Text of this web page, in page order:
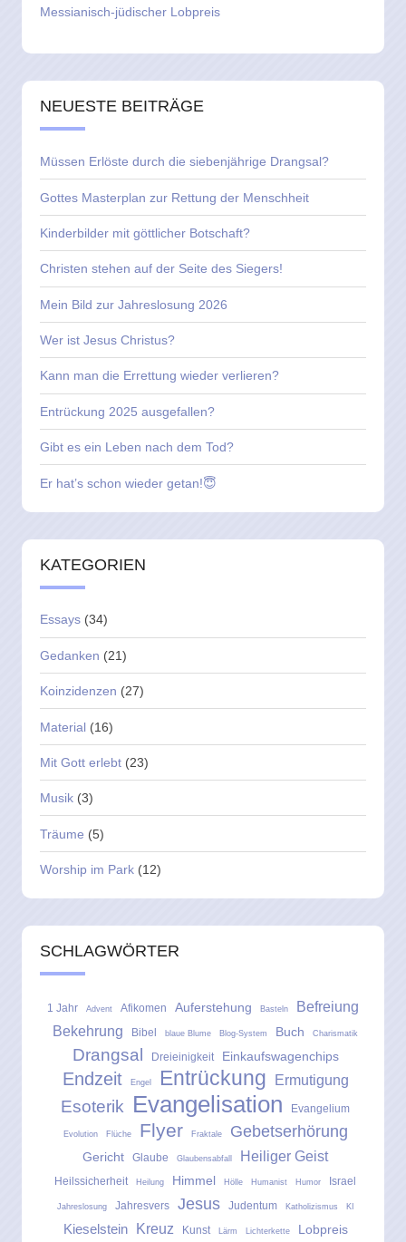
Messianisch-jüdischer Lobpreis
NEUESTE BEITRÄGE
Müssen Erlöste durch die siebenjährige Drangsal?
Gottes Masterplan zur Rettung der Menschheit
Kinderbilder mit göttlicher Botschaft?
Christen stehen auf der Seite des Siegers!
Mein Bild zur Jahreslosung 2026
Wer ist Jesus Christus?
Kann man die Errettung wieder verlieren?
Entrückung 2025 ausgefallen?
Gibt es ein Leben nach dem Tod?
Er hat’s schon wieder getan!😇
KATEGORIEN
Essays (34)
Gedanken (21)
Koinzidenzen (27)
Material (16)
Mit Gott erlebt (23)
Musik (3)
Träume (5)
Worship im Park (12)
SCHLAGWÖRTER
1 Jahr Advent Afikomen Auferstehung Basteln
Befreiung
Bekehrung
Bibel blaue Blume Blog-System Buch Charismatik
Drangsal Dreieinigkeit Einkaufswagenchips
Endzeit Engel Entrückung Ermutigung
Esoterik Evangelisation Evangelium
Evolution Flüche Flyer Fraktale Gebetserhörung
Gericht Glaube Glaubensabfall Heiliger Geist
Heilssicherheit Heilung Himmel Hölle Humanist Humor Israel
Jahreslosung Jahresvers Jesus Judentum Katholizismus KI
Kieselstein Kreuz Kunst Lärm Lichterkette Lobpreis